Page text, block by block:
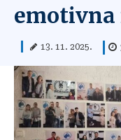
emotivna
13. 11. 2025.